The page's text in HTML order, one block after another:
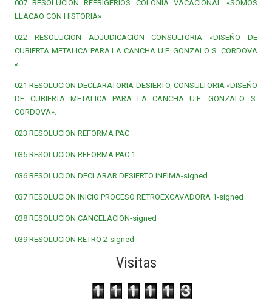
007 RESOLUCION REFRIGERIOS COLONIA VACACIONAL «SOMOS
LLACAO CON HISTORIA»
022 RESOLUCION ADJUDICACION CONSULTORIA «DISEÑO DE
CUBIERTA METALICA PARA LA CANCHA U.E. GONZALO S. CORDOVA
«
021 RESOLUCION DECLARATORIA DESIERTO, CONSULTORIA «DISEÑO
DE CUBIERTA METALICA PARA LA CANCHA U.E. GONZALO S.
CORDOVA».
023 RESOLUCION REFORMA PAC
035 RESOLUCION REFORMA PAC 1
036 RESOLUCION DECLARAR DESIERTO INFIMA-signed
037 RESOLUCION INICIO PROCESO RETROEXCAVADORA 1-signed
038 RESOLUCION CANCELACION-signed
039 RESOLUCION RETRO 2-signed
Visitas